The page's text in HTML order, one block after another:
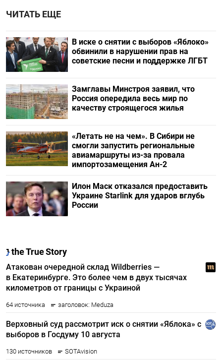
ЧИТАТЬ ЕЩЕ
В иске о снятии с выборов «Яблоко»
обвинили в нарушении прав на
советские песни и поддержке ЛГБТ
Замглавы Минстроя заявил, что
Россия опередила весь мир по
качеству строящегося жилья
«Летать не на чем». В Сибири не
смогли запустить региональные
авиамаршруты из-за провала
импортозамещения Ан-2
Илон Маск отказался предоставить
Украине Starlink для ударов вглубь
России